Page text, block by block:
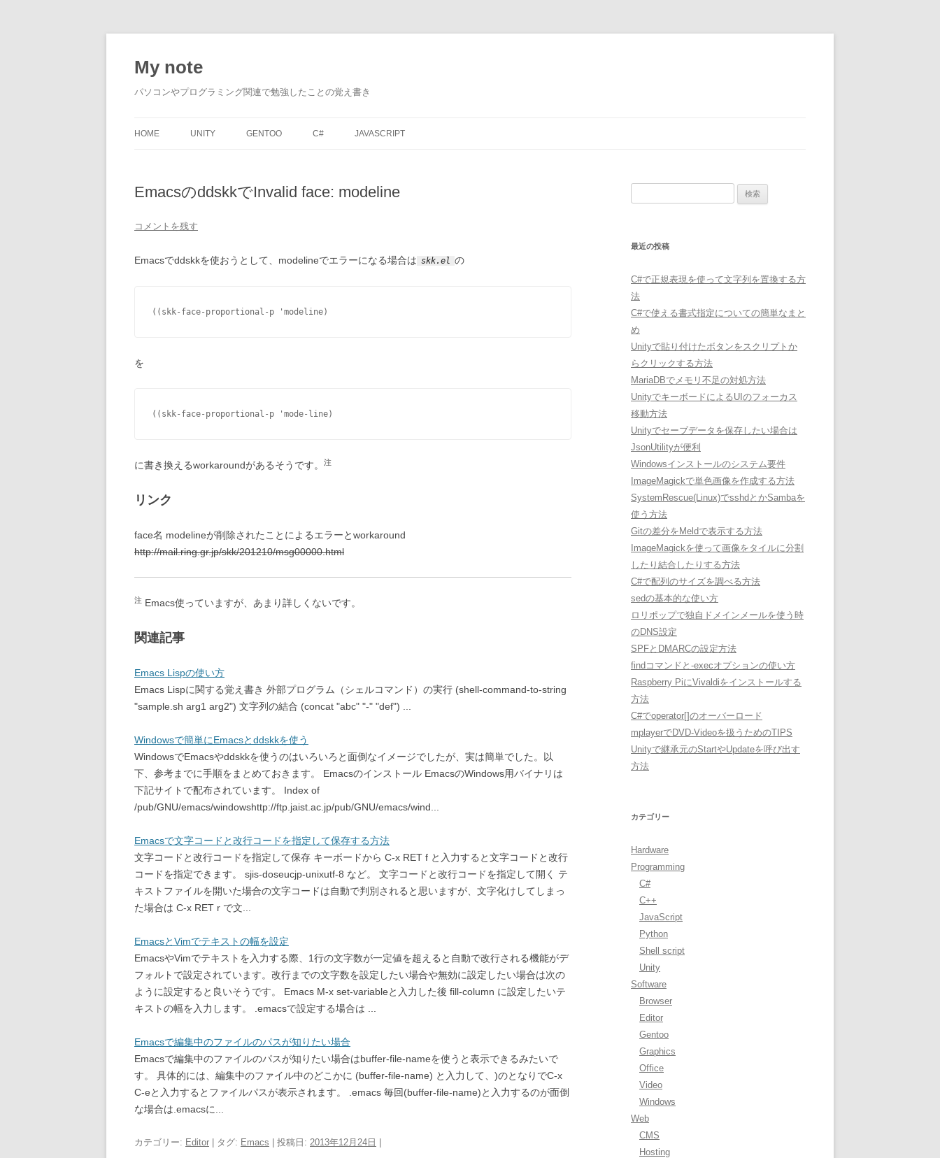
My note
パソコンやプログラミング関連で勉強したことの覚え書き
HOME UNITY GENTOO C# JAVASCRIPT
EmacsのddskkでInvalid face: modeline
コメントを残す
Emacsでddskkを使おうとして、modelineでエラーになる場合は skk.el の
((skk-face-proportional-p 'modeline)
を
((skk-face-proportional-p 'mode-line)
に書き換えるworkaroundがあるそうです。 注
リンク
face名 modelineが削除されたことによるエラーとworkaround
http://mail.ring.gr.jp/skk/201210/msg00000.html
注 Emacs使っていますが、あまり詳しくないです。
関連記事
Emacs Lispの使い方
Emacs Lispに関する覚え書き 外部プログラム（シェルコマンド）の実行 (shell-command-to-string
"sample.sh arg1 arg2") 文字列の結合 (concat "abc" "-" "def") ...
Windowsで簡単にEmacsとddskkを使う
WindowsでEmacsやddskkを使うのはいろいろと面倒なイメージでしたが、実は簡単でした。以
下、参考までに手順をまとめておきます。 Emacsのインストール EmacsのWindows用バイナリは
下記サイトで配布されています。 Index of
/pub/GNU/emacs/windowshttp://ftp.jaist.ac.jp/pub/GNU/emacs/wind...
Emacsで文字コードと改行コードを指定して保存する方法
文字コードと改行コードを指定して保存 キーボードから C-x RET f と入力すると文字コードと改行
コードを指定できます。 sjis-doseucjp-unixutf-8 など。 文字コードと改行コードを指定して開く テ
キストファイルを開いた場合の文字コードは自動で判別されると思いますが、文字化けしてしまっ
た場合は C-x RET r で文...
EmacsとVimでテキストの幅を設定
EmacsやVimでテキストを入力する際、1行の文字数が一定値を超えると自動で改行される機能がデ
フォルトで設定されています。改行までの文字数を設定したい場合や無効に設定したい場合は次の
ように設定すると良いそうです。 Emacs M-x set-variableと入力した後 fill-column に設定したいテ
キストの幅を入力します。 .emacsで設定する場合は ...
Emacsで編集中のファイルのパスが知りたい場合
Emacsで編集中のファイルのパスが知りたい場合はbuffer-file-nameを使うと表示できるみたいで
す。 具体的には、編集中のファイル中のどこかに (buffer-file-name) と入力して、)のとなりでC-x
C-eと入力するとファイルパスが表示されます。 .emacs 毎回(buffer-file-name)と入力するのが面倒
な場合は.emacsに...
カテゴリー: Editor | タグ: Emacs | 投稿日: 2013年12月24日
最近の投稿
C#で正規表現を使って文字列を置換する方
法
C#で使える書式指定についての簡単なまと
め
Unityで貼り付けたボタンをスクリプトか
らクリックする方法
MariaDBでメモリ不足の対処方法
UnityでキーボードによるUIのフォーカス
移動方法
Unityでセーブデータを保存したい場合は
JsonUtilityが便利
Windowsインストールのシステム要件
ImageMagickで単色画像を作成する方法
SystemRescue(Linux)でsshdとかSambaを
使う方法
Gitの差分をMeldで表示する方法
ImageMagickを使って画像をタイルに分割
したり結合したりする方法
C#で配列のサイズを調べる方法
sedの基本的な使い方
ロリポップで独自ドメインメールを使う時
のDNS設定
SPFとDMARCの設定方法
findコマンドと-execオプションの使い方
Raspberry PiにVivaldiをインストールする
方法
C#でoperator[]のオーバーロード
mplayerでDVD-Videoを扱うためのTIPS
Unityで継承元のStartやUpdateを呼び出す
方法
カテゴリー
Hardware
Programming
C#
C++
JavaScript
Python
Shell script
Unity
Software
Browser
Editor
Gentoo
Graphics
Office
Video
Windows
Web
CMS
Hosting